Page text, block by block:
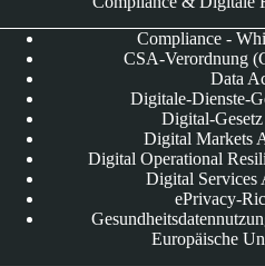
Compliance -
CSA-Verordnung
Data
Digitale-Dienste-
Digital-
Digital Markets
Digital Operational
Digital Services
ePrivacy-
Europäische